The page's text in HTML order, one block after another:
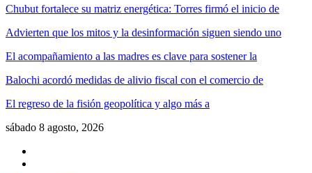
Chubut fortalece su matriz energética: Torres firmó el inicio de
Advierten que los mitos y la desinformación siguen siendo uno
El acompañamiento a las madres es clave para sostener la
Balochi acordó medidas de alivio fiscal con el comercio de
El regreso de la fisión geopolítica y algo más a
sábado 8 agosto, 2026